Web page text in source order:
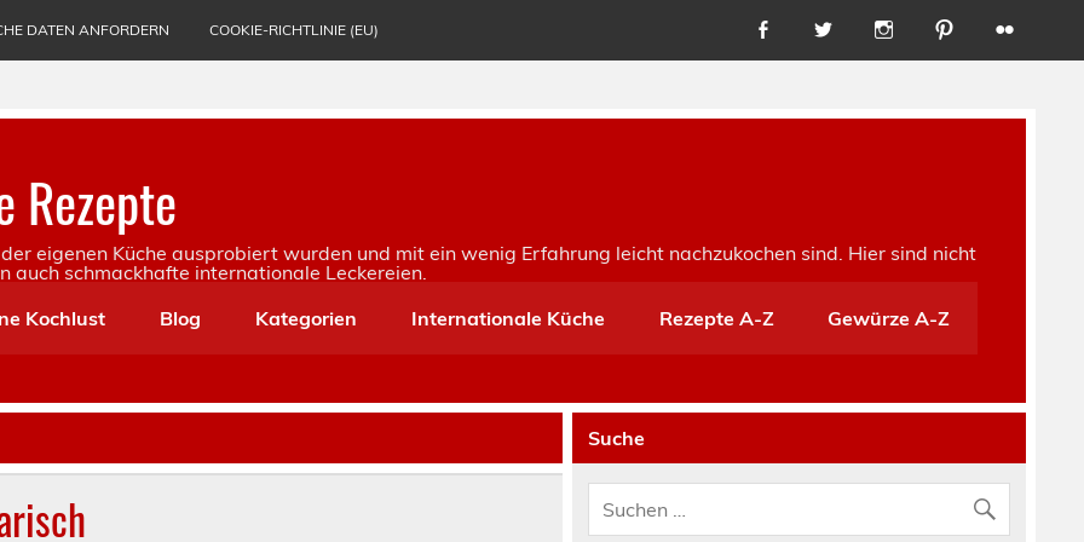
DATEN ANFORDERN COOKIE-RICHTLINIE (EU)
Rezepte
eigenen Küche ausprobiert wurden und mit ein wenig Erfahrung leicht nachzukochen sind. Hier sind nicht
auch schmackhafte internationale Leckereien.
Kochlust
Blog Kategorien Internationale Küche Rezepte A-Z Gewürze A-Z
Suche